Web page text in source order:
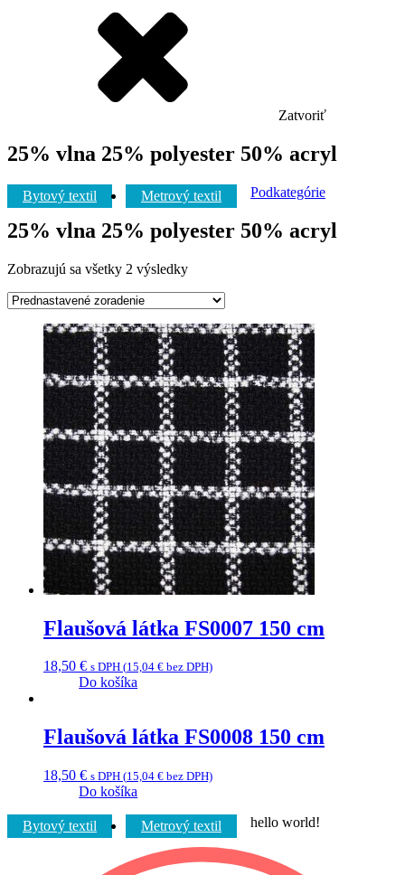
Zatvoriť
25% vlna 25% polyester 50% acryl
Bytový textil Metrový textil Podkategórie
25% vlna 25% polyester 50% acryl
Zobrazujú sa všetky 2 výsledky
Flaušová látka FS0007 150 cm
18,50 € s DPH (15,04 € bez DPH)
Do košíka
Flaušová látka FS0008 150 cm
18,50 € s DPH (15,04 € bez DPH)
Do košíka
Bytový textil Metrový textil hello world!